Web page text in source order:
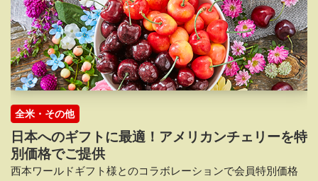
全米・その他
日本へのギフトに最適！アメリカンチェリーを特
別価格でご提供
西本ワールドギフト様とのコラボレーションで会員特別価格